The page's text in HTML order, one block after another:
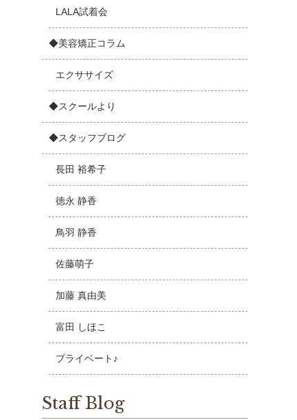
LALA試着会
◆美容矯正コラム
エクササイズ
◆スクールより
◆スタッフブログ
長田 裕希子
徳永 静香
鳥羽 静香
佐藤萌子
加藤 真由美
富田 しほこ
プライベート♪
Staff Blog